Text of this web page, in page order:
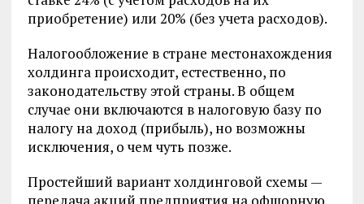
приобретение) или 20% (без учета расходов).
Налогообложение в стране местонахождения
холдинга происходит, естественно, по
законодательству этой страны. В общем
случае они включаются в налоговую базу по
налогу на доход (прибыль), но возможны
исключения, о чем чуть позже.
Простейший вариант холдинговой схемы —